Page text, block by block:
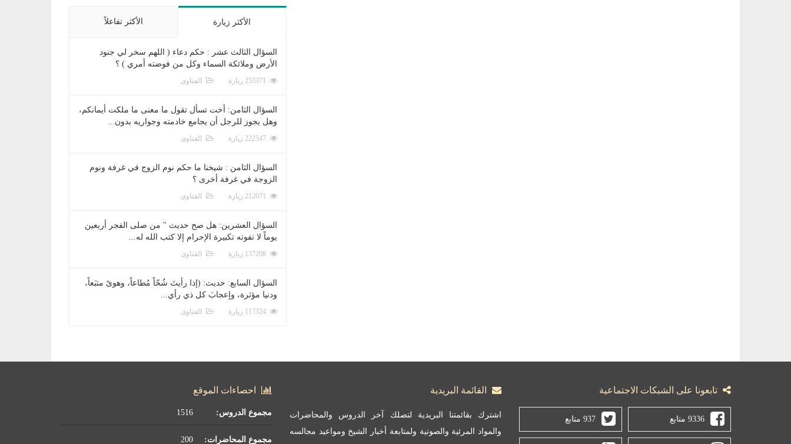
الأكثر زيارة الأكثر تفاعلاً
السؤال الثالث عشر : حكم دعاء ( اللهم سخر لي جنود
الأرض وملائكة السماء وكل من فوضته أمري ) ؟
الفتاوى
السؤال الثامن: أخت تسأل تقول ما معنى ما ملكت أيمانكم،
وهل يجوز للرجل أن يجامع خادمته وجواريه بدون...
الفتاوى
السؤال الثامن : شيخنا ما حكم نوم الزوج في غرفة ونوم
الزوجة في غرفة أخرى ؟
الفتاوى
السؤال العشرين: هل صح حديث " من صلى الفجر أربعين
يوماً لا تفوته تكبيرة الإحرام إلا كتب الله له...
الفتاوى
السؤال السابع: حديث: (إذا رأيتَ شُحّاً مُطاعاً، وهوىً متبَعاً،
ودنيا مؤثرة، وإعجابَ كل ذي رأي...
الفتاوى
تابعونا على الشبكات الاجتماعية
9336 متابع 937 متابع
القائمة البريدية
اشترك بقائمتنا البريدية لتصلك آخر الدروس والمحاضرات
والمواد المرئية والصوتية ولمتابعة أخبار الشيخ ومواعيد مجالسه
احصاءات الموقع
مجموع الدروس:
مجموع المحاضرات: